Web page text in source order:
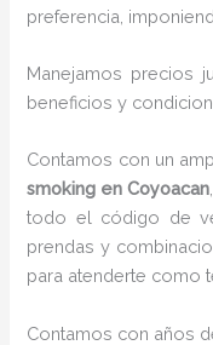
preferencia,
Manejamos precios
beneficios y
Contamos con un
smoking en Coyoacan
todo el código de
prendas y
para atenderte como
Contamos con años